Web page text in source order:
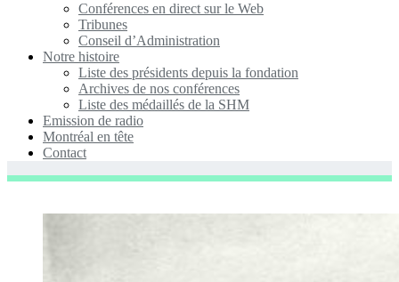
Conférences en direct sur le Web
Tribunes
Conseil d’Administration
Notre histoire
Liste des présidents depuis la fondation
Archives de nos conférences
Liste des médaillés de la SHM
Emission de radio
Montréal en tête
Contact